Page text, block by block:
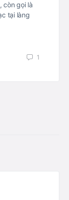
còn gọi là
tại làng
1